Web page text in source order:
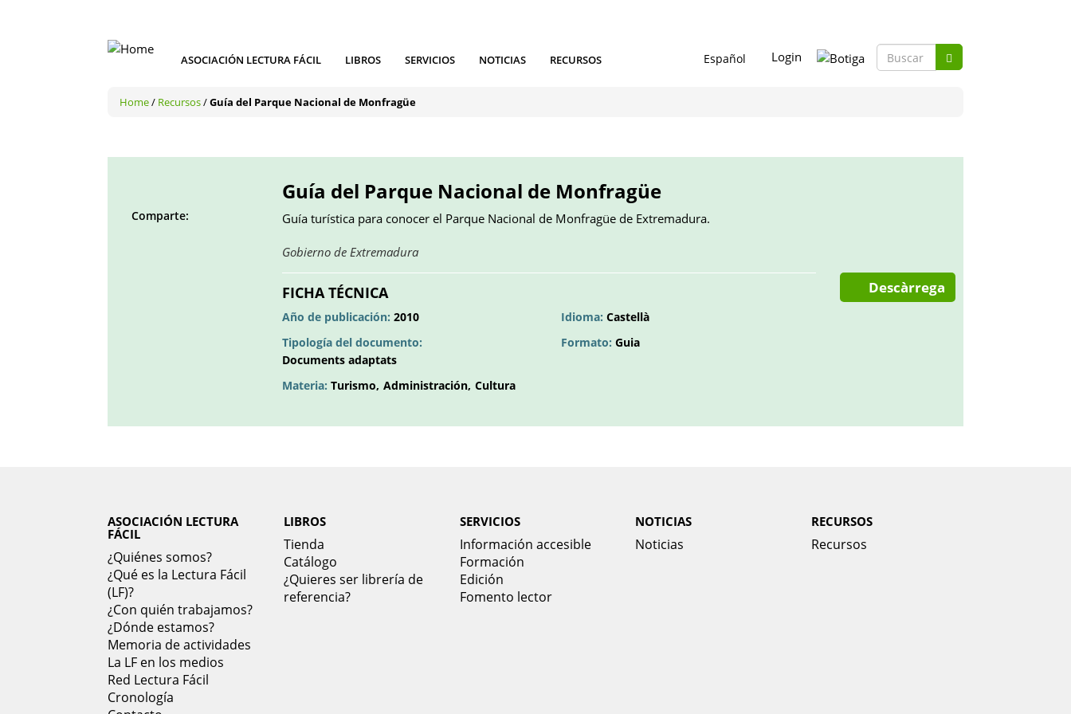
ASOCIACIÓN LECTURA FÁCIL LIBROS SERVICIOS NOTICIAS RECURSOS Login
Formulario
Home/ Recursos/Guía del Parque Nacional de Monfragüe
Comparte:
Guía del Parque Nacional de Monfragüe
Guía turística para conocer el Parque Nacional de Monfragüe de Extremadura.
Gobierno de ExtremaduraObre
en
nova
FICHA TÉCNICA
Año de publicación: 2010
Tipología del documento:
Documents adaptats
Materia: Turismo Administración Cultura
Idioma: Castellà
Formato: Guia
Descàrrega
ASOCIACIÓN LECTURA
FÁCIL
¿Quiénes somos?
¿Qué es la Lectura Fácil
(LF)?
¿Con quién trabajamos?
¿Dónde estamos?
Memoria de actividades
La LF en los medios
Red Lectura Fácil
Cronología
LIBROS
Tienda
Catálogo
¿Quieres ser librería de
referencia?
SERVICIOS
Información accesible
Formación
Edición
Fomento lector
NOTICIAS
Noticias
RECURSOS
Recursos